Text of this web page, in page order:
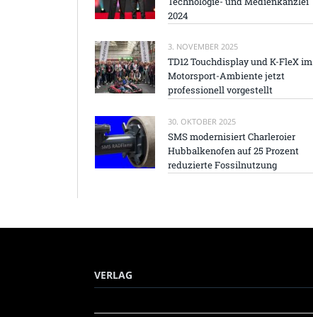
2024
3. NOVEMBER 2025
TD12 Touchdisplay und K-FleX im
Motorsport-Ambiente jetzt
professionell vorgestellt
30. OKTOBER 2025
SMS modernisiert Charleroier
Hubbalkenofen auf 25 Prozent
reduzierte Fossilnutzung
VERLAG